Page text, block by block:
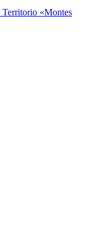
Territorio «Montes